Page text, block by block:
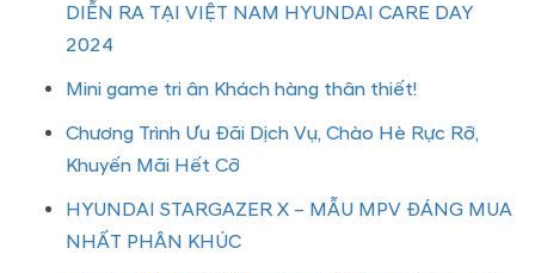
DIỄN RA TẠI VIỆT NAM HYUNDAI CARE DAY
2024
Mini game tri ân Khách hàng thân thiết!
Chương Trình Ưu Đãi Dịch Vụ, Chào Hè Rực Rỡ,
Khuyến Mãi Hết Cỡ
HYUNDAI STARGAZER X – MẪU MPV ĐÁNG MUA
NHẤT PHÂN KHÚC